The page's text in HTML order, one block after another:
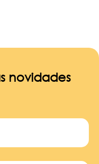
novidades